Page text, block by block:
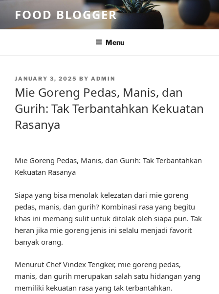
content
FOOD BLOGGER
Menu
POSTED
JANUARY 3, 2025 BY ADMIN
Mie Goreng Pedas, Manis, dan
Gurih: Tak Terbantahkan Kekuatan
Rasanya
Mie Goreng Pedas, Manis, dan Gurih: Tak Terbantahkan
Kekuatan Rasanya
Siapa yang bisa menolak kelezatan dari mie goreng
pedas, manis, dan gurih? Kombinasi rasa yang begitu
khas ini memang sulit untuk ditolak oleh siapa pun. Tak
heran jika mie goreng jenis ini selalu menjadi favorit
banyak orang.
Menurut Chef Vindex Tengker, mie goreng pedas,
manis, dan gurih merupakan salah satu hidangan yang
memiliki kekuatan rasa yang tak terbantahkan.